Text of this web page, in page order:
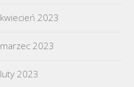
kwiecień 2023
marzec 2023
luty 2023